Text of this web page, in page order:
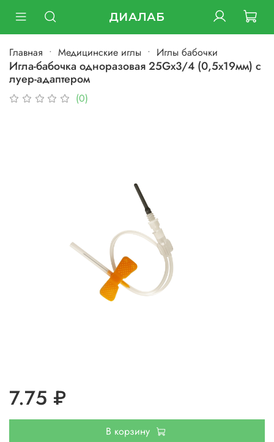
ДИАЛАБ
Главная Медицинские иглы Иглы бабочки
Игла-бабочка одноразовая 25Gх3/4 (0,5х19мм) с
луер-адаптером
(0)
7.75 ₽
В корзину